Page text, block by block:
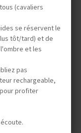
(cavaliers
se réservent le
tôt/tard) et de
et les
pas
rechargeable,
profiter